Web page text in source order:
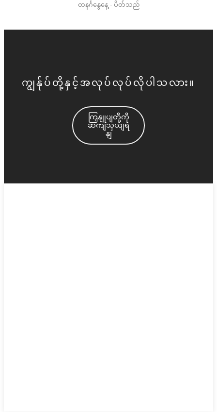
တနင်္ဂနွေနေ့ - ပိတ်သည်
ကျွန်ုပ်တို့နှင့်အလုပ်လုပ်လိုပါသလား။
ကြှနျုပျတို့ကို
ဆကျသှယျရ
နျ